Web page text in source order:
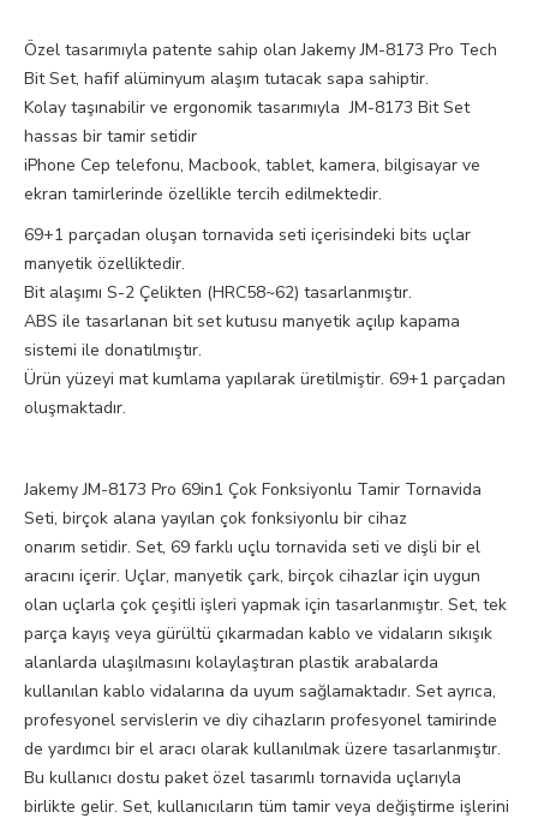
Özel tasarımıyla patente sahip olan Jakemy JM-8173 Pro Tech
Bit Set, hafif alüminyum alaşım tutacak sapa sahiptir.
Kolay taşınabilir ve ergonomik tasarımıyla JM-8173 Bit Set
hassas bir tamir setidir
iPhone Cep telefonu, Macbook, tablet, kamera, bilgisayar ve
ekran tamirlerinde özellikle tercih edilmektedir.
69+1 parçadan oluşan tornavida seti içerisindeki bits uçlar
manyetik özelliktedir.
Bit alaşımı S-2 Çelikten (HRC58~62) tasarlanmıştır.
ABS ile tasarlanan bit set kutusu manyetik açılıp kapama
sistemi ile donatılmıştır.
Ürün yüzeyi mat kumlama yapılarak üretilmiştir. 69+1 parçadan
oluşmaktadır.
Jakemy JM-8173 Pro 69in1 Çok Fonksiyonlu Tamir Tornavida
Seti, birçok alana yayılan çok fonksiyonlu bir cihaz
onarım setidir. Set, 69 farklı uçlu tornavida seti ve dişli bir el
aracını içerir. Uçlar, manyetik çark, birçok cihazlar için uygun
olan uçlarla çok çeşitli işleri yapmak için tasarlanmıştır. Set, tek
parça kayış veya gürültü çıkarmadan kablo ve vidaların sıkışık
alanlarda ulaşılmasını kolaylaştıran plastik arabalarda
kullanılan kablo vidalarına da uyum sağlamaktadır. Set ayrıca,
profesyonel servislerin ve diy cihazların profesyonel tamirinde
de yardımcı bir el aracı olarak kullanılmak üzere tasarlanmıştır.
Bu kullanıcı dostu paket özel tasarımlı tornavida uçlarıyla
birlikte gelir. Set, kullanıcıların tüm tamir veya değiştirme işlerini